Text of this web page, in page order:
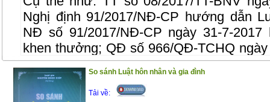
Nghị định 91/2017/NĐ-CP hướng dẫn
NĐ số 91/2017/NĐ-CP ngày 31-7-
khen thưởng; QĐ số 966/QĐ-TCHQ
chế khen thưởng đột xuất các lĩnh vực
quan và thưởng tiền hỗ trợ cho tập thể,
trong công tác đấu tranh phòng, chống
So sánh Luật hôn nhân và gia đình
Tải về: